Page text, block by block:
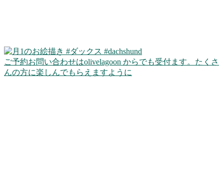
ご予約お問い合わせはolivelagoon からでも受付ます。たくさ
んの方に楽しんでもらえますように